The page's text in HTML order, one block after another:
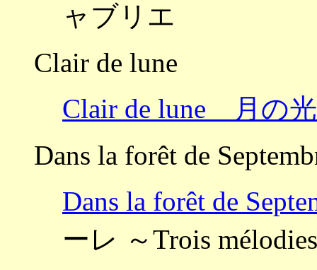
ャブリエ
Clair de lune
Clair de lune 月の光
Dans la forêt de
Dans la forêt de
ーレ ～Trois